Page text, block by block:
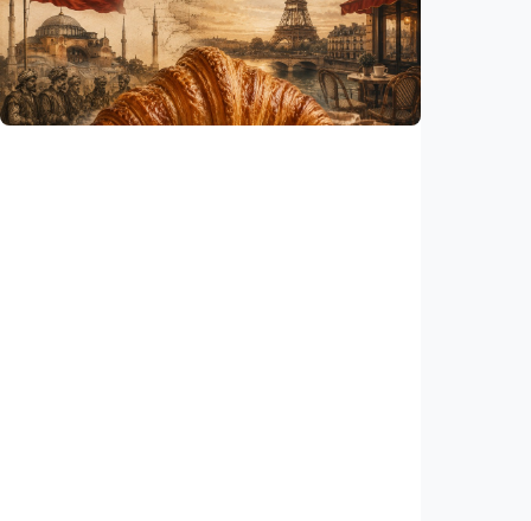
Gelombang panas bisa memicu kecemasan
hingga depresi pada anak, ini temuan
peneliti
Indonesia•06 Aug 2026